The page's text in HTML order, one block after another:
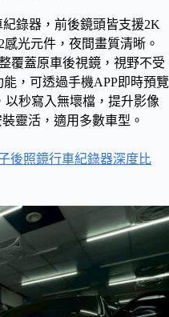
錄器，前後鏡頭皆支援2K
光元件，夜間畫質清晰。
覆蓋原車後視鏡，視野不受
，可透過手機APP即時預覽
以秒寫入無壞檔，提升影像
靈活，適用多數車型。
後照鏡行車紀錄器深度比